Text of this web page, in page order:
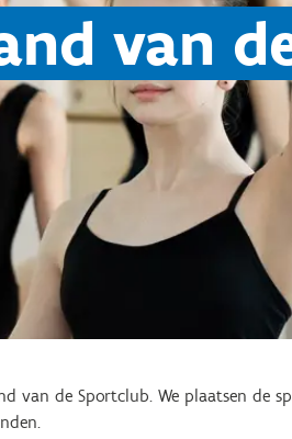
van
van de Sportclub. We plaatsen de